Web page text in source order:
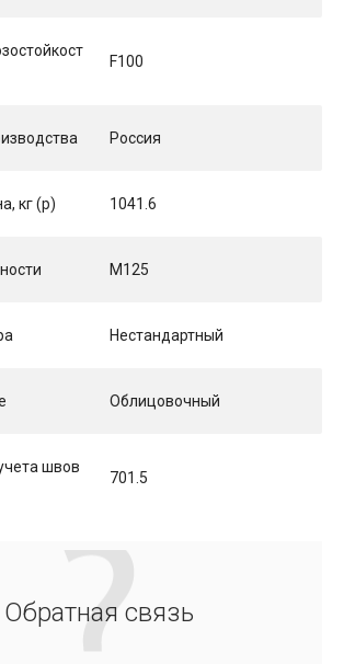
F100
Россия
кг (p) 1041.6
М125
Нестандартный
Облицовочный
швов
701.5
Обратная связь